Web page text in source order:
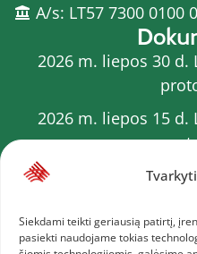
Siekdami teikti geriausią patirtį,
pasiekti naudojame tokias
A/s: LT57 7300 0100
2026 m. liepos 30 d.
2026 m. liepos 15 d.
2026 m. liepos 20 d.
2026 m.